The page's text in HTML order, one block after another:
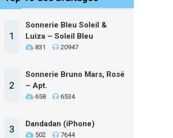
1
Sonnerie Bleu Soleil &
Luiza – Soleil Bleu
831 20947
2
Sonnerie Bruno Mars, Rosé
– Apt.
658 6534
3 Dandadan (iPhone)
502 7644